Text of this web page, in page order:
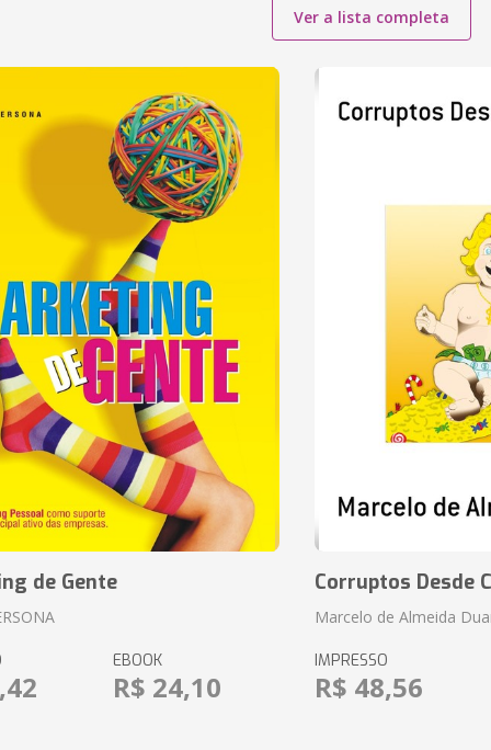
Ver a lista completa
de Gente
EBOOK
R$ 24,10
Corruptos Desde
Marcelo de Almeida
IMPRESSO
R$ 48,56